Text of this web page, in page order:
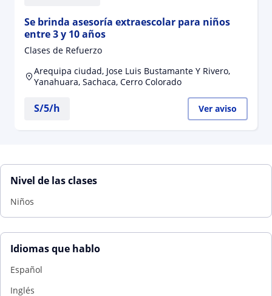
Se brinda asesoría extraescolar para niños
entre 3 y 10 años
Clases de Refuerzo
Arequipa ciudad, Jose Luis Bustamante Y Rivero,
Yanahuara, Sachaca, Cerro Colorado
S/5/h Ver aviso
Nivel de las clases
Niños
Idiomas que hablo
Español
Inglés